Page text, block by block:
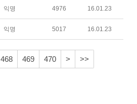
익명 4976 16.01.23
익명 5017 16.01.23
468 469 470 > >>